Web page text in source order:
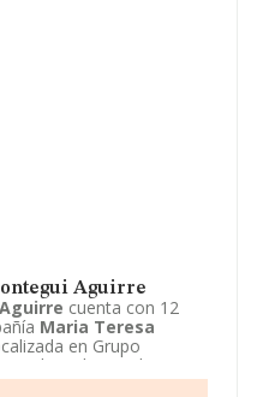
Aguirre
cuenta con 12
Maria Teresa
en Grupo
ubica dentro de 5630 -
Torrontegui